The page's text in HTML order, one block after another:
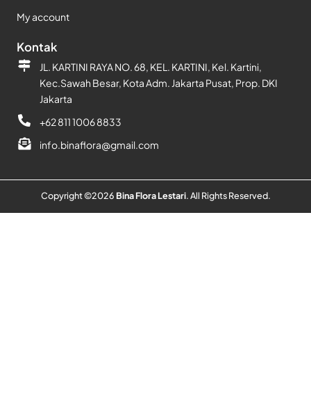
My account
Kontak
JL. KARTINI RAYA NO. 68, KEL. KARTINI, Kel. Kartini,
Kec.Sawah Besar, Kota Adm. Jakarta Pusat, Prop. DKI
Jakarta
+62 811 1006 8833
info.binaflora@gmail.com
Copyright ©2026 Bina Flora Lestari. All Rights Reserved.